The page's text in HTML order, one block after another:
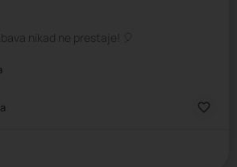
nikad ne prestaje! 🎈